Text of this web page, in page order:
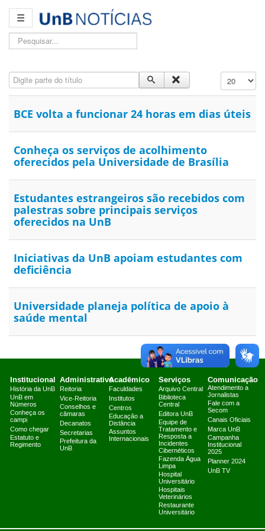
☰
Pesquisar...
Digite parte do título Exibir #
BCE volta a funcionar 24 horas em dias úteis
Conheça os serviços de acolhimento
oferecidos pela Universidade de Brasília
Estudantes estrangeiros são recebidos com
palestras sobre principais serviços
oferecidos na UnB
Iniciativas da UnB apoiam estudantes com
deficiência
Universidade planeja política de apoio à
saúde mental
Institucional
História da UnB
UnB em
Números
Conheça os
campi
Como chegar
Estatuto e
Regimento
Administrativo
Reitoria
Vice-Reitoria
Conselhos e
câmaras
Decanatos
Secretarias
Prefeitura da
UnB
Acadêmico
Faculdades
Institutos
Centros
Educação a
Distância
Assuntos
Internacionais
Serviços
Arquivo Central
Biblioteca
Central
Editora UnB
Equipe de
Tratamento e
Resposta a
Incidentes
Cibernéticos
Fazenda Água
Limpa
Hospital
Universitário
Hospitais
Veterinários
Restaurante
Universitário
Comunicação
Atendimento a
Jornalistas
Fale com a
Secom
Canais Oficiais
Marca UnB
Campanha
Institucional
2025
Planner 2024
UnB TV